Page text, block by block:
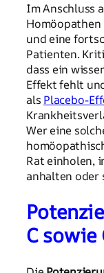
Im Anschluss
Homöopathen
und eine
Patienten.
dass ein
Effekt fehlt
als Placebo-
Wer eine
Rat einholen,
anhalten oder
C sowie